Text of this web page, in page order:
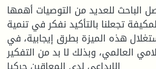
الباحث للعديد من التوصيات أهمها:
تجعلنا بالتأكيد نفكر في تنمية
هذه الميزة بطرق إيجابية، في
العالمي، وبذلك لا بد من التفكير